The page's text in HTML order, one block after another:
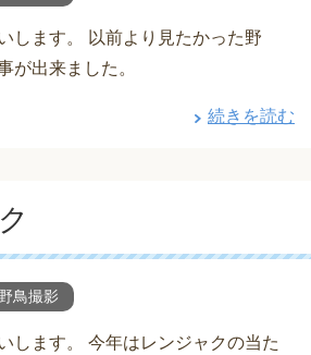
します。 以前より見たかった野
が出来ました。
続きを読む
野鳥撮影
します。 今年はレンジャクの当た